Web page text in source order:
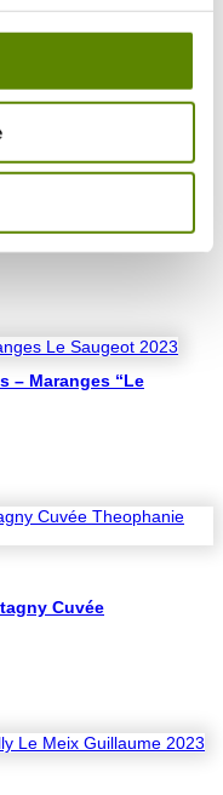
for køligt. Bedst ved de
kunne have din
2022
– Maranges “Le
Cuvée